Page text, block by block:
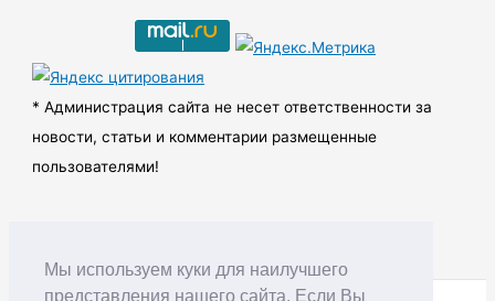
Мы используем куки для наилучшего
представления нашего сайта. Если Вы
ы
* Администрация сайта не несет ответственности за
новости, статьи и комментарии размещенные
пользователями!